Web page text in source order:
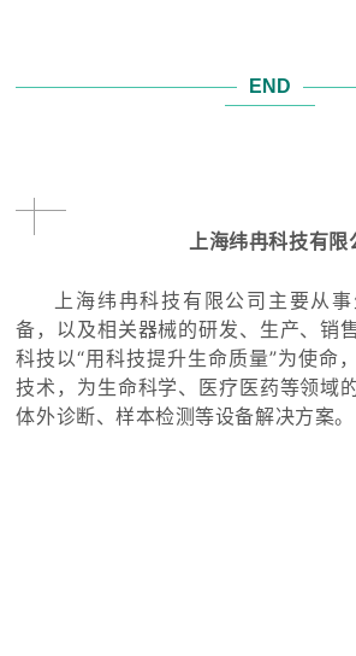
END
上海纬冉科技有限
上海纬冉科技有限公司主要从
备，以及相关器械的研发、生产、销
科技以“用科技提升生命质量”为使命
技术，为生命科学、医疗医药等领域
体外诊断、样本检测等设备解决方案。